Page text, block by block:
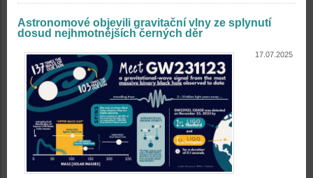
Astronomové objevili gravitační vlny ze splynutí
dosud nejhmotnějších černých děr
17.07.2025